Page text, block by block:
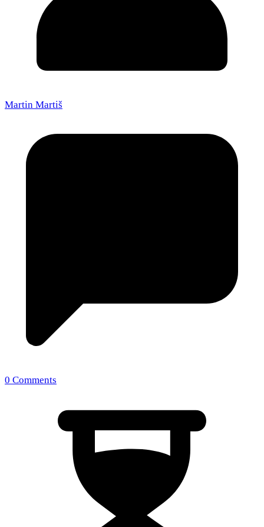
Martin Martiš
0 Comments